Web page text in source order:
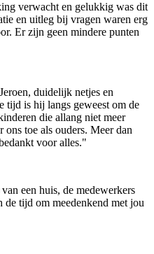
verwacht en gelukkig was dit
en uitleg bij vragen waren erg
Er zijn geen mindere punten
duidelijk netjes en
tijd is hij langs geweest om de
die allang niet meer
ons toe als ouders. Meer dan
voor alles."
een huis, de medewerkers
tijd om meedenkend met jou